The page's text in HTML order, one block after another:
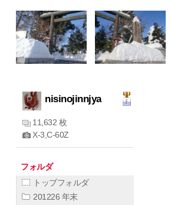
nisinojinnjya
11,632 枚
X-3,C-60Z
フォルダ
トップフォルダ
201226 年末